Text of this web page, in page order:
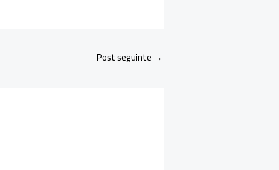
Post seguinte →